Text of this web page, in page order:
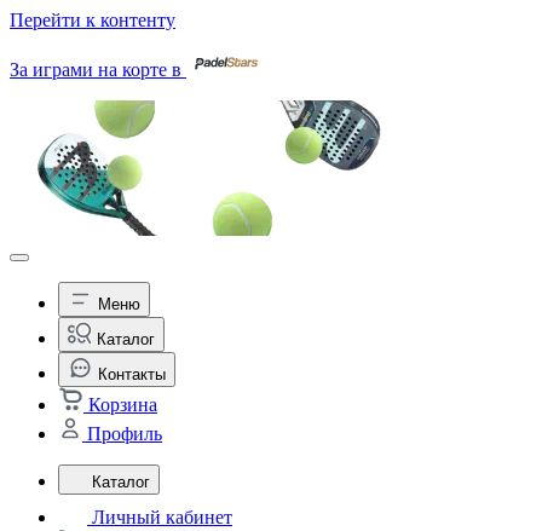
Перейти к контенту
За играми на корте в
Меню
Каталог
Контакты
Корзина
Профиль
Каталог
Личный кабинет